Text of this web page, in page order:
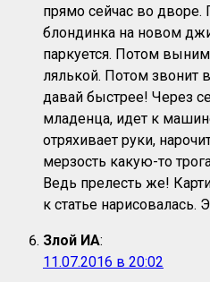
прямо сейчас во
блондинка на новом
паркуется. Потом
лялькой. Потом звонит
давай быстрее! Через
младенца, идет к
отряхивает руки,
мерзость какую-то
Ведь прелесть же!
к статье нарисовалась.
Злой ИА:
11.07.2016 в 20:02